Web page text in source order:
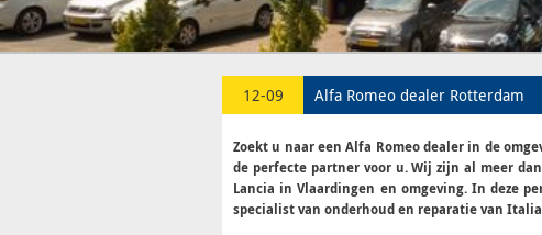
FIAT,
LANCIA
ALFA
12-09 Alfa Romeo dealer Rotterdam
Zoekt u naar een Alfa Romeo dealer in de
de perfecte partner voor u. Wij zijn al meer
Lancia in Vlaardingen en omgeving. In deze
specialist van onderhoud en reparatie van